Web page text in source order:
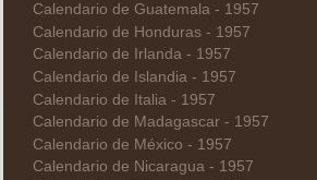
Calendario de Guatemala - 1957
Calendario de Honduras - 1957
Calendario de Irlanda - 1957
Calendario de Islandia - 1957
Calendario de Italia - 1957
Calendario de Madagascar - 1957
Calendario de México - 1957
Calendario de Nicaragua - 1957